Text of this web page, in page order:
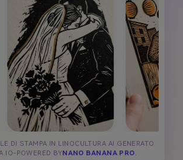
DI STAMPA IN LINOCULTURA AI GENERATO
POWERED BYNANO BANANA PRO.